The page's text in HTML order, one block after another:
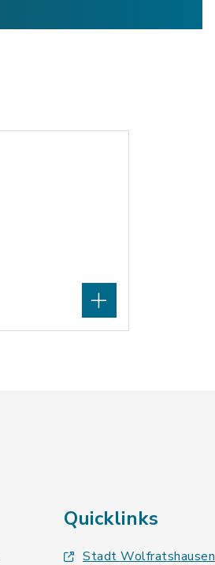
Quicklinks
Stadt Wolfratshausen